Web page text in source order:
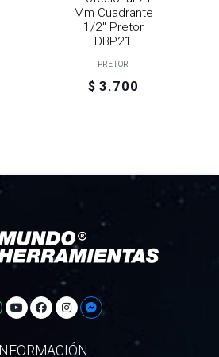
Mm Cuadrante
1/2" Pretor
DBP21
PRETOR
$ 3.700
INFORMACIÓN